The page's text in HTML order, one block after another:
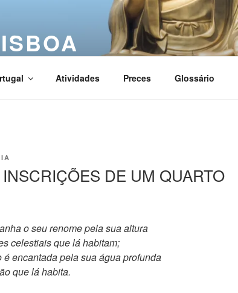
Atividades Preces Glossário
DE UM QUARTO
o seu renome pela sua altura
celestiais que lá habitam;
é encantada pela sua água profunda
que lá habita.